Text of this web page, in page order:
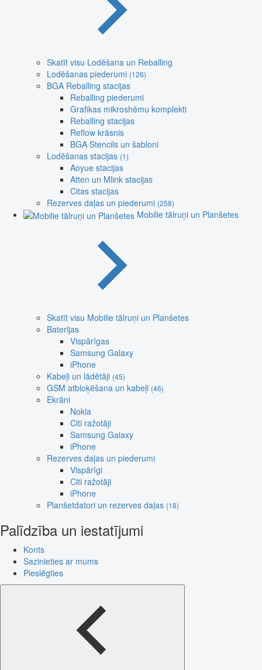
Skatīt visu Lodēšana un Reballing
Lodēšanas piederumi (126)
BGA Reballing stacijas
Reballing piederumi
Grafikas mikroshēmu komplekti
Reballing stacijas
Reflow krāsnis
BGA Stencils un šabloni
Lodēšanas stacijas (1)
Aoyue stacijas
Atten un Mlink stacijas
Citas stacijas
Rezerves daļas un piederumi (258)
Mobilie tālruņi un Planšetes
Skatīt visu Mobilie tālruņi un Planšetes
Baterijas
Vispārīgas
Samsung Galaxy
iPhone
Kabeļi un lādētāji (45)
GSM atbloķēšana un kabeļi (46)
Ekrāni
Nokia
Citi ražotāji
Samsung Galaxy
iPhone
Rezerves daļas un piederumi
Vispārīgi
Citi ražotāji
iPhone
Planšetdatori un rezerves daļas (18)
Palīdzība un iestatījumi
Konts
Sazinieties ar mums
Pieslēgties